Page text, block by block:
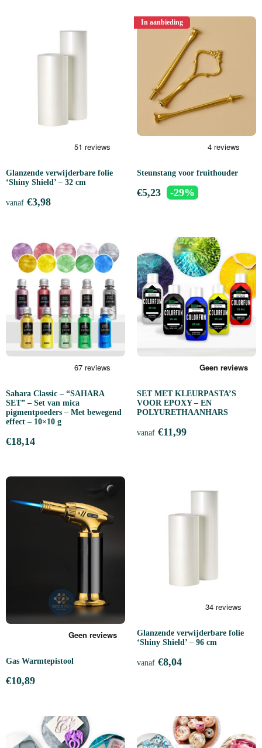
Glanzende verwijderbare folie
‘Shiny Shield’ – 32 cm
vanaf €3,98
In aanbieding
Steunstang voor fruithouder
€5,23 -29%
Sahara Classic – “SAHARA
SET” – Set van mica
pigmentpoeders – Met bewegend
effect – 10×10 g
€18,14
SET MET KLEURPASTA’S
VOOR EPOXY – EN
POLYURETHAANHARS
vanaf €11,99
Gas Warmtepistool
€10,89
Glanzende verwijderbare folie
‘Shiny Shield’ – 96 cm
vanaf €8,04